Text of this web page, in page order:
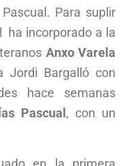
Para suplir
ha incorporado a la
Anxo Varela
Jordi Bargalló con
hace semanas
Pascual, con un